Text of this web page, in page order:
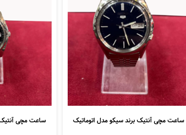
ساعت مچی آنتیک برند سیکو مدل اتوماتیک ساعت مچی آنتیک